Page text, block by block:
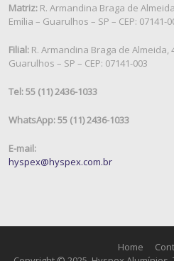
Matriz: R. Armandina Braga de
Emília – Guarulhos – SP – CEP: 07141-
Filial: R. Armandina Braga de Almeida,
Guarulhos – SP – CEP: 07141-003
Tel: 55 (11) 2436-1033
WhatsApp: 55 (11) 2436-1033
E-mail:
hyspex@hyspex.com.br
Home